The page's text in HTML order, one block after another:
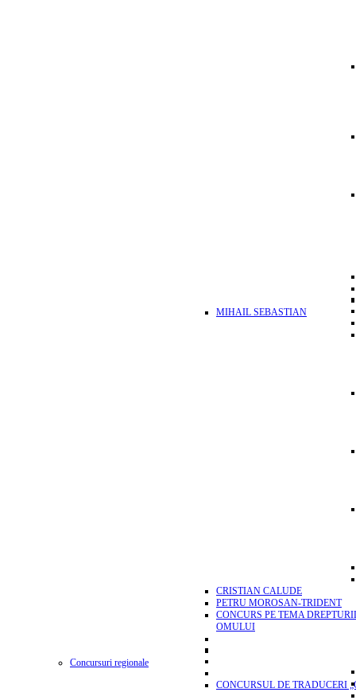
MIHAIL SEBASTIAN
CRISTIAN CALUDE
PETRU MOROSAN-TRIDENT
CONCURS PE TEMA
OMULUI
Concursuri regionale
CONCURSUL DE TRADUCERI